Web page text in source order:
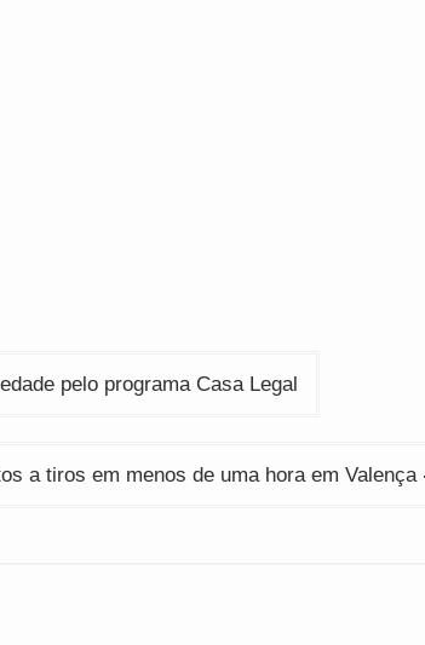
pelo programa Casa Legal
a tiros em menos de uma hora em Valença